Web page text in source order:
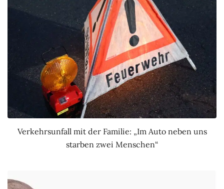
Verkehrsunfall mit der Familie: „Im Auto neben uns
starben zwei Menschen“